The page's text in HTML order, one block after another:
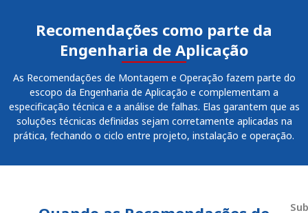
Recomendações como parte da
Engenharia de Aplicação
As Recomendações de Montagem e Operação fazem parte do
escopo da Engenharia de Aplicação e complementam a
especificação técnica e a análise de falhas. Elas garantem que as
soluções técnicas definidas sejam corretamente aplicadas na
prática, fechando o ciclo entre projeto, instalação e operação.